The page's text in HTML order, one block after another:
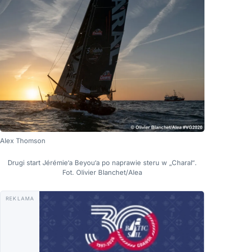
Alex Thomson
Drugi start Jérémie’a Beyou’a po naprawie steru w „Charal”.
Fot. Olivier Blanchet/Alea
REKLAMA